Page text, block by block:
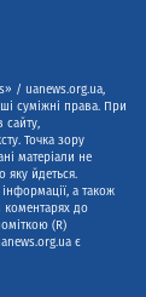
/ uanews.org.ua,
суміжні права. При
сайту,
Точка зору
матеріали не
яку йдеться.
а також
коментарях до
(R)
є